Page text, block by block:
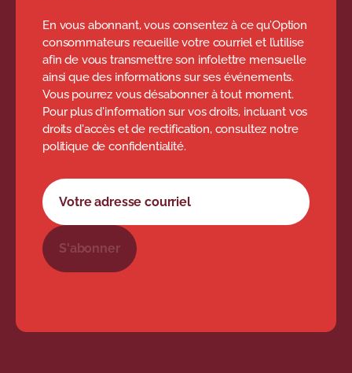
En vous abonnant, vous consentez à ce qu’Option
consommateurs recueille votre courriel et l’utilise
afin de vous transmettre son infolettre mensuelle
ainsi que des informations sur ses événements.
Vous pourrez vous désabonner à tout moment.
Pour plus d'information sur vos droits, incluant vos
droits d'accès et de rectification, consultez notre
politique de confidentialité.
Formulaire d'abonnement à l'infolettre
Votre adresse courriel
S'abonner